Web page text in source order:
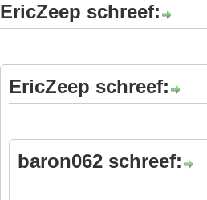
EricZeep schreef:
EricZeep schreef:
baron062 schreef: